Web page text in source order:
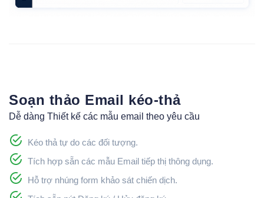
Soạn thảo Email kéo-thả
Dễ dàng Thiết kế các mẫu email theo yêu cầu
Kéo thả tự do các đối tượng.
Tích hợp sẵn các mẫu Email tiếp thị thông dụng.
Hỗ trợ nhúng form khảo sát chiến dịch.